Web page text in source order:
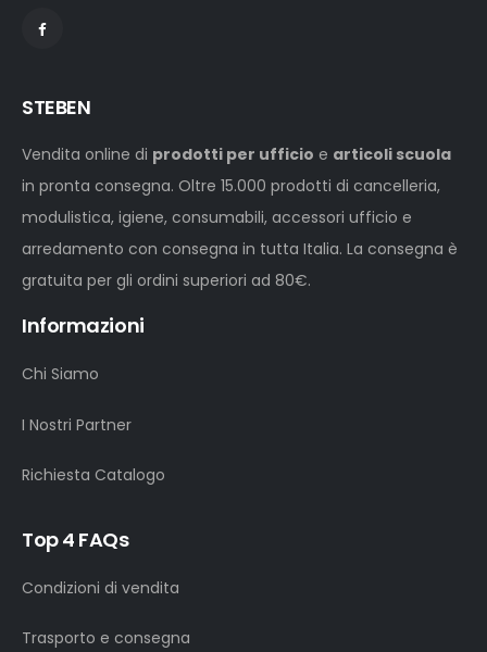
STEBEN
Vendita online di prodotti per ufficio e articoli scuola
in pronta consegna. Oltre 15.000 prodotti di cancelleria,
modulistica, igiene, consumabili, accessori ufficio e
arredamento con consegna in tutta Italia. La consegna è
gratuita per gli ordini superiori ad 80€.
Informazioni
Chi Siamo
I Nostri Partner
Richiesta Catalogo
Top 4 FAQs
Condizioni di vendita
Trasporto e consegna